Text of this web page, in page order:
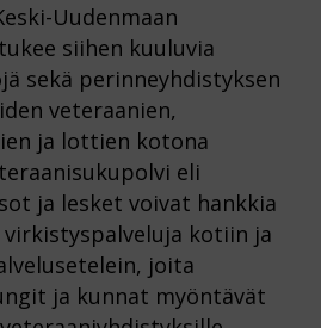
Uudenmaan
siihen kuuluvia
sekä perinneyhdistyksen
veteraanien,
ja lottien kotona
eli
ja lesket voivat hankkia
kotiin ja
joita
ja kunnat myöntävät